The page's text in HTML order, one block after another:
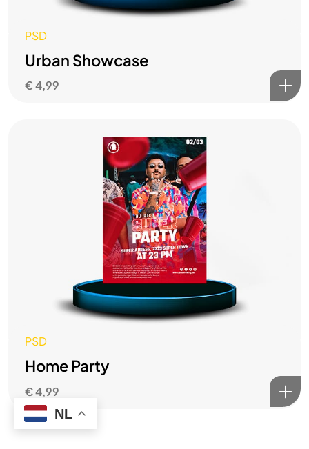
PSD
Urban Showcase
€4,99
PSD
Home Party
€4,99
Voorwaarden en Condities
Cookiebeleid
Portfolio
SuperStore
Blog
Diensten
Over Ons
Contact
Imprint
NL